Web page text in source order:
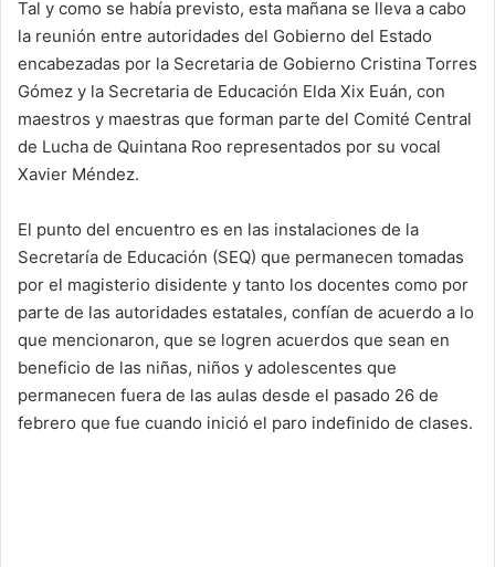
Tal y como se había previsto, esta mañana se lleva a cabo
la reunión entre autoridades del Gobierno del Estado
encabezadas por la Secretaria de Gobierno Cristina Torres
Gómez y la Secretaria de Educación Elda Xix Euán, con
maestros y maestras que forman parte del Comité Central
de Lucha de Quintana Roo representados por su vocal
Xavier Méndez.
El punto del encuentro es en las instalaciones de la
Secretaría de Educación (SEQ) que permanecen tomadas
por el magisterio disidente y tanto los docentes como por
parte de las autoridades estatales, confían de acuerdo a lo
que mencionaron, que se logren acuerdos que sean en
beneficio de las niñas, niños y adolescentes que
permanecen fuera de las aulas desde el pasado 26 de
febrero que fue cuando inició el paro indefinido de clases.